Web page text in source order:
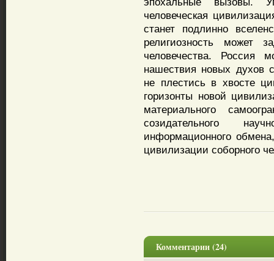
человеческая
станет подлинно
религиозность может
человечества. Россия
нашествия новых духов
не плестись в хвосте
горизонты новой
материального
созидательного
информационного
цивилизации соборного
Комментарии (24)